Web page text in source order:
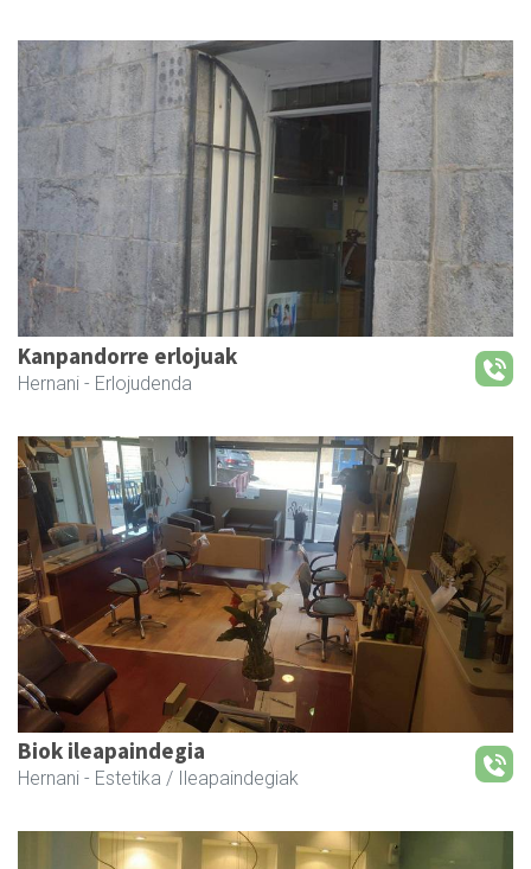
Kanpandorre erlojuak
Hernani - Erlojudenda
Biok ileapaindegia
Hernani - Estetika / Ileapaindegiak